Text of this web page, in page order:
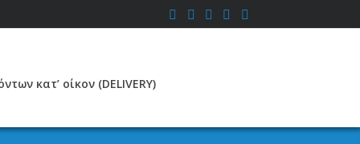
κατ’ οίκον (DELIVERY)